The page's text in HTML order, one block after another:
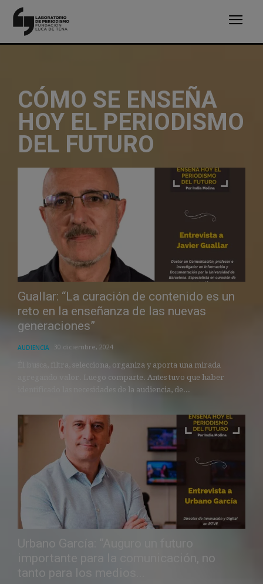
CÓMO SE ENSEÑA
HOY EL PERIODISMO
DEL FUTURO
Guallar: “La curación de contenido es un
reto en la enseñanza de las nuevas
generaciones”
AUDIENCIA 30 diciembre, 2024
Él busca, filtra, selecciona, organiza y aporta una mirada
agregando valor. Luego comparte. Antes tuvo que haber
identificado las necesidades de la audiencia, de...
importante para la comunicación, no
tanto para los medios...